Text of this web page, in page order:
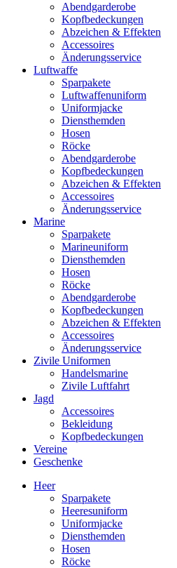
Abendgarderobe
Kopfbedeckungen
Abzeichen & Effekten
Accessoires
Änderungsservice
Luftwaffe
Sparpakete
Luftwaffenuniform
Uniformjacke
Diensthemden
Hosen
Röcke
Abendgarderobe
Kopfbedeckungen
Abzeichen & Effekten
Accessoires
Änderungsservice
Marine
Sparpakete
Marineuniform
Diensthemden
Hosen
Röcke
Abendgarderobe
Kopfbedeckungen
Abzeichen & Effekten
Accessoires
Änderungsservice
Zivile Uniformen
Handelsmarine
Zivile Luftfahrt
Jagd
Accessoires
Bekleidung
Kopfbedeckungen
Vereine
Geschenke
Heer
Sparpakete
Heeresuniform
Uniformjacke
Diensthemden
Hosen
Röcke